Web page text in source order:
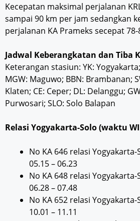
Kecepatan maksimal perjalanan
sampai 90 km per jam sedangkan
perjalanan KA Prameks secepat
Jadwal Keberangkatan dan Tiba
Keterangan stasiun: YK:
MGW: Maguwo; BBN: Brambanan;
Klaten; CE: Ceper; DL: Delanggu;
Purwosari; SLO: Solo Balapan
Relasi Yogyakarta-Solo (waktu
No KA 646 relasi
05.15 – 06.23
No KA 648 relasi
06.28 – 07.48
No KA 652 relasi
10.01 – 11.11